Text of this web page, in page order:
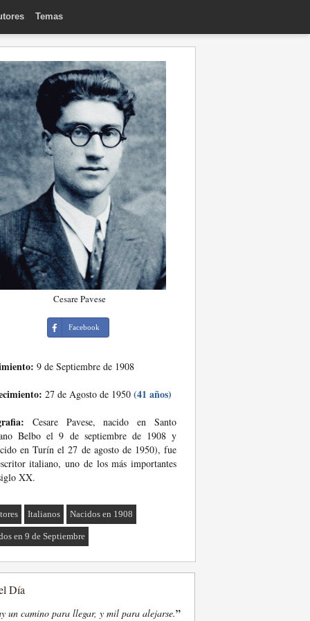
Temas
Cesare Pavese
Facebook
9 de Septiembre de 1908
27 de Agosto de 1950 (41 años)
Cesare Pavese, nacido en Santo
Belbo el 9 de septiembre de 1908 y
en Turín el 27 de agosto de 1950), fue
italiano, uno de los más importantes
XX.
Italianos Nacidos en 1908
en 9 de Septiembre
Día
un camino para llegar, y mil para alejarse.”